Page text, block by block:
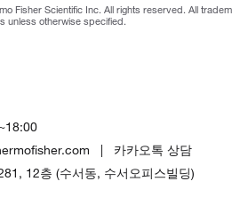
Fisher Scientific Inc. All rights reserved. All
unless otherwise specified.
| 카카오톡 상담
12층 (수서동, 수서오피스빌딩)